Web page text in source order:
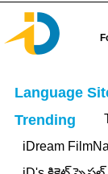
Language
Trending
iDream